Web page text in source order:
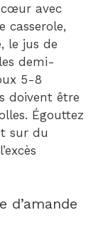
avec
casserole,
le jus de
demi-
5-8
doivent être
Égouttez
sur du
d’amande